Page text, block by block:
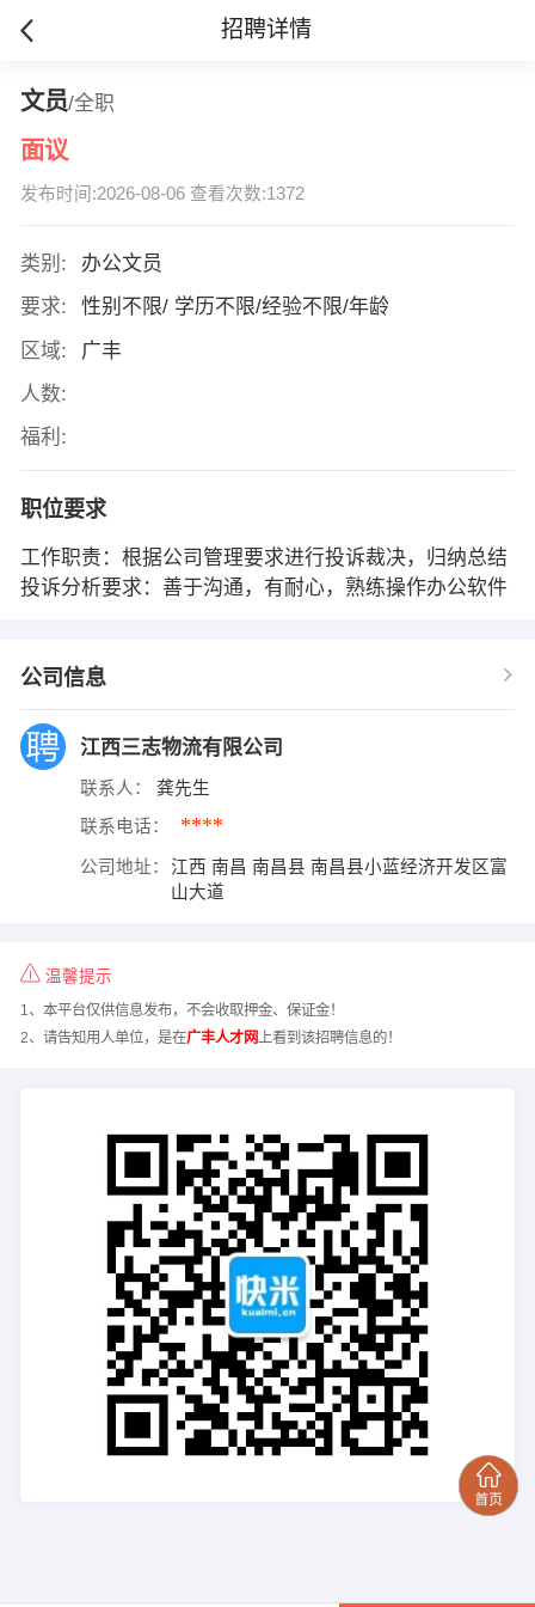
招聘详情
文员/全职
面议
发布时间:2026-08-06 查看次数:1372
类别:
办公文员
要求:
性别不限/ 学历不限/经验不限/年龄
区域:
广丰
人数:
福利:
职位要求
工作职责：根据公司管理要求进行投诉裁决，归纳总结
投诉分析要求：善于沟通，有耐心，熟练操作办公软件
公司信息
江西三志物流有限公司
联系人： 龚先生
联系电话： ****
公司地址：
江西 南昌 南昌县 南昌县小蓝经济开发区富
山大道
温馨提示
1、本平台仅供信息发布，不会收取押金、保证金！
2、请告知用人单位，是在广丰人才网上看到该招聘信息的！